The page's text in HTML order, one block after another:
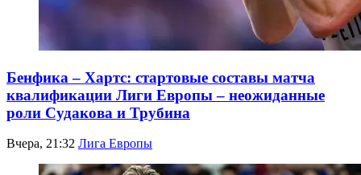
Бенфика – Хартс: стартовые составы матча
квалификации Лиги Европы – неожиданные
роли Судакова и Трубина
Вчера, 21:32 Лига Европы